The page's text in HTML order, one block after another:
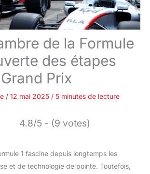
de la Formule
des étapes
Prix
/ 12 mai 2025 / 5 minutes de lecture
4.8/5 - (9 votes)
1 fascine depuis longtemps les
et de technologie de pointe. Toutefois,